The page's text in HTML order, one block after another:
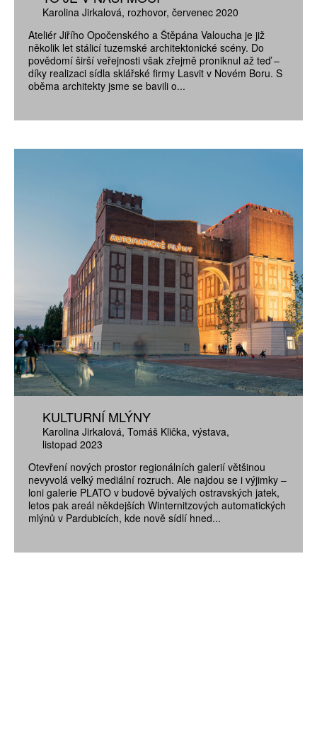
Karolina Jirkalová rozhovor červenec 2020
Ateliér Jiřího Opočenského a Štěpána Valoucha je již
několik let stálicí tuzemské architektonické scény. Do
povědomí širší veřejnosti však zřejmě proniknul až teď –
díky realizaci sídla sklářské firmy Lasvit v Novém Boru. S
oběma architekty jsme se bavili o...
KULTURNÍ MLÝNY
Karolina Jirkalová Tomáš Klička výstava
listopad 2023
Otevření nových prostor regionálních galerií většinou
nevyvolá velký mediální rozruch. Ale najdou se i výjimky –
loni galerie PLATO v budově bývalých ostravských jatek,
letos pak areál někdejších Winternitzových automatických
mlýnů v Pardubicích, kde nově sídlí hned...